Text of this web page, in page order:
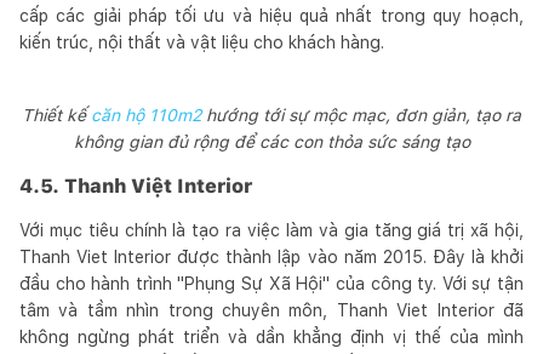
cấp các giải pháp tối ưu và hiệu quả nhất trong quy hoạch,
kiến trúc, nội thất và vật liệu cho khách hàng.
Thiết kế căn hộ 110m2hướng tới sự mộc mạc, đơn giản, tạo ra
không gian đủ rộng để các con thỏa sức sáng tạo
4.5. Thanh Việt Interior
Với mục tiêu chính là tạo ra việc làm và gia tăng giá trị xã hội,
Thanh Viet Interior được thành lập vào năm 2015. Đây là khởi
đầu cho hành trình "Phụng Sự Xã Hội" của công ty. Với sự tận
tâm và tầm nhìn trong chuyên môn, Thanh Viet Interior đã
không ngừng phát triển và dần khẳng định vị thế của mình